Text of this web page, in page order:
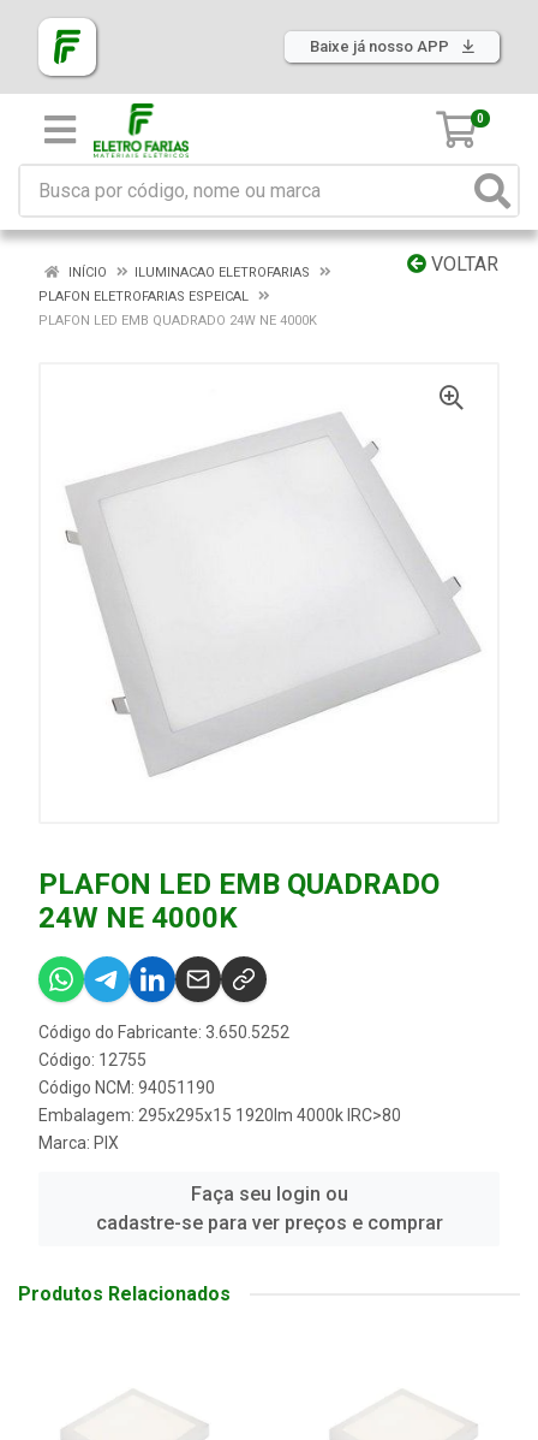
Baixe já nosso APP
0
VOLTAR
INÍCIO
ILUMINACAO ELETROFARIAS
PLAFON ELETROFARIAS ESPEICAL
PLAFON LED EMB QUADRADO 24W NE 4000K
PLAFON LED EMB QUADRADO
24W NE 4000K
Código do Fabricante: 3.650.5252
Código: 12755
Código NCM: 94051190
Embalagem: 295x295x15 1920lm 4000k IRC>80
Marca: PIX
Faça seu login ou
cadastre-se para ver preços e comprar
Produtos Relacionados